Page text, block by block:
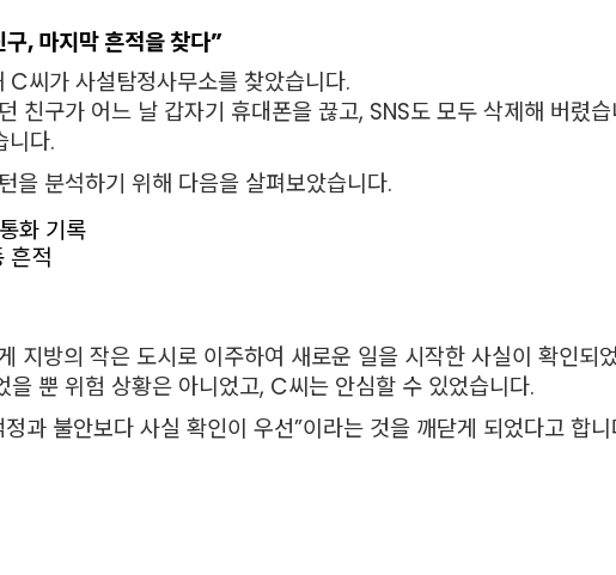
, 마지막 흔적을 찾다”
씨가 사설탐정사무소를 찾았습니다.
친구가 어느 날 갑자기 휴대폰을 끊고, SNS도 모두 삭제해 버렸
니다.
을 분석하기 위해 다음을 살펴보았습니다.
화 기록
흔적
지방의 작은 도시로 이주하여 새로운 일을 시작한 사실이 확인되
을 뿐 위험 상황은 아니었고, C씨는 안심할 수 있었습니다.
과 불안보다 사실 확인이 우선”이라는 것을 깨닫게 되었다고 합